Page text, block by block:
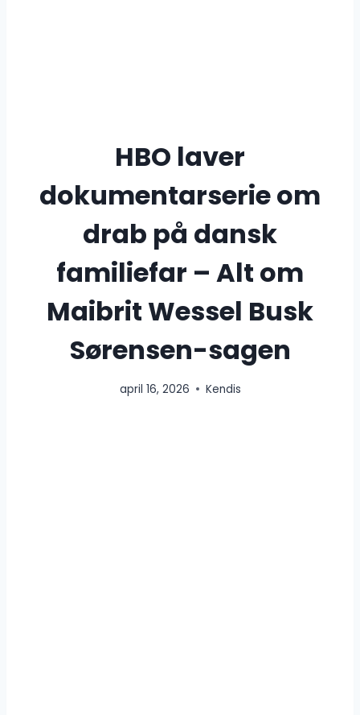
HBO laver
dokumentarserie om
drab på dansk
familiefar – Alt om
Maibrit Wessel Busk
Sørensen-sagen
april 16, 2026 Kendis